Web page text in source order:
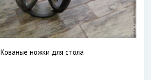
Кованые ножки для стола